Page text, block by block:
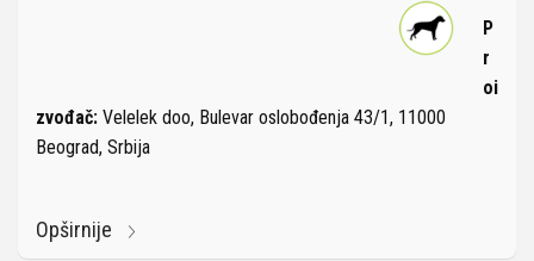
P
r
oi
zvođač: Velelek doo, Bulevar oslobođenja 43/1, 11000
Beograd, Srbija
Opširnije